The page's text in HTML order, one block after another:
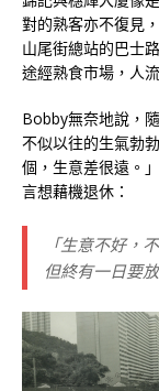
對的熟客亦不復見
山尾街總站的巴士
途經熟食市場，人
Bobby無奈地說，
不似以往的生氣勃
個，生意差很遠。
言想藉機退休：
「生意不好，
但終有一日要